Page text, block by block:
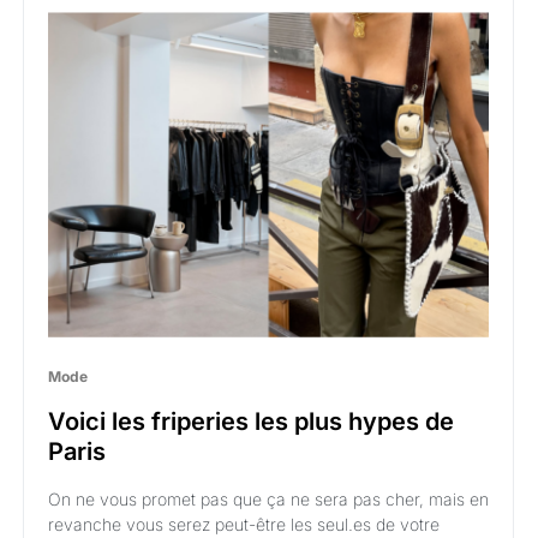
Mode
Voici les friperies les plus hypes de
Paris
On ne vous promet pas que ça ne sera pas cher, mais en
revanche vous serez peut-être les seul.es de votre